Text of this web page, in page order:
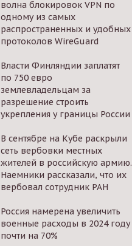
волна блокировок VPN по
одному из самых
распространенных и удобных
протоколов WireGuard
Власти Финляндии заплатят
по 750 евро
землевладельцам за
разрешение строить
укрепления у границы России
В сентябре на Кубе раскрыли
сеть вербовки местных
жителей в российскую армию.
Наемники рассказали, что их
вербовал сотрудник РАН
Россия намерена увеличить
военные расходы в 2024 году
почти на 70%